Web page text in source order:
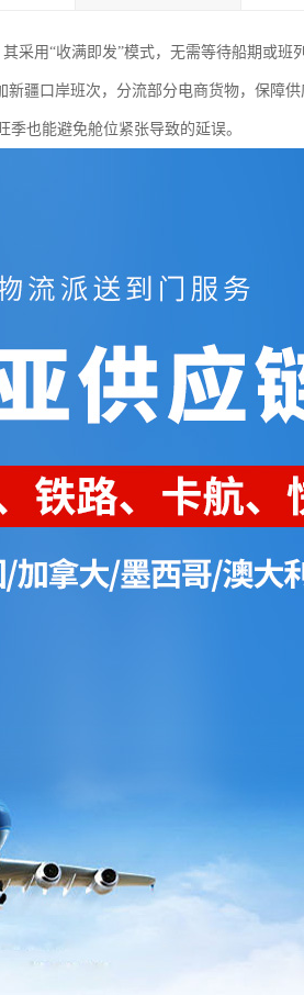
采用“收满即发”模式，无需等待船期或班
疆口岸班次，分流部分电商货物，保障
也能避免舱位紧张导致的延误。